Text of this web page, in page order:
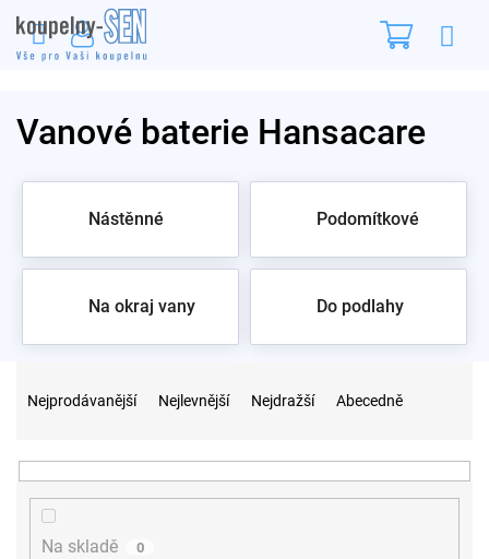
na
obsah
Vanové baterie Hansacare
Nástěnné Podomítkové
Na okraj vany Do podlahy
n
Nejprodávanější Nejlevnější Nejdražší Abecedně
Na skladě 0